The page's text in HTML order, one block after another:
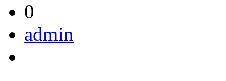
0
admin